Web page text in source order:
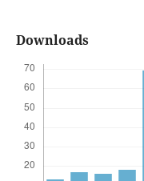
Downloads